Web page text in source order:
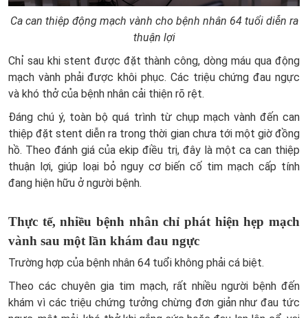
Ca can thiệp động mạch vành cho bệnh nhân 64 tuổi diễn ra
thuận lợi
Chỉ sau khi stent được đặt thành công, dòng máu qua động
mạch vành phải được khôi phục. Các triệu chứng đau ngực
và khó thở của bệnh nhân cải thiện rõ rệt.
Đáng chú ý, toàn bộ quá trình từ chụp mạch vành đến can
thiệp đặt stent diễn ra trong thời gian chưa tới một giờ đồng
hồ. Theo đánh giá của ekip điều trị, đây là một ca can thiệp
thuận lợi, giúp loại bỏ nguy cơ biến cố tim mạch cấp tính
đang hiện hữu ở người bệnh.
Thực tế, nhiều bệnh nhân chỉ phát hiện hẹp mạch
vành sau một lần khám đau ngực
Trường hợp của bệnh nhân 64 tuổi không phải cá biệt.
Theo các chuyên gia tim mạch, rất nhiều người bệnh đến
khám vì các triệu chứng tưởng chừng đơn giản như đau tức